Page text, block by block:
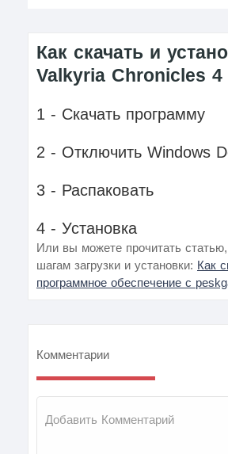
Как скачать и
Valkyria Chronicles 4
1 - Скачать программу
2 - Отключить Windows
3 - Распаковать
4 - Установка
Или вы можете прочитать
шагам загрузки и установки: Как
программное обеспечение с
Комментарии